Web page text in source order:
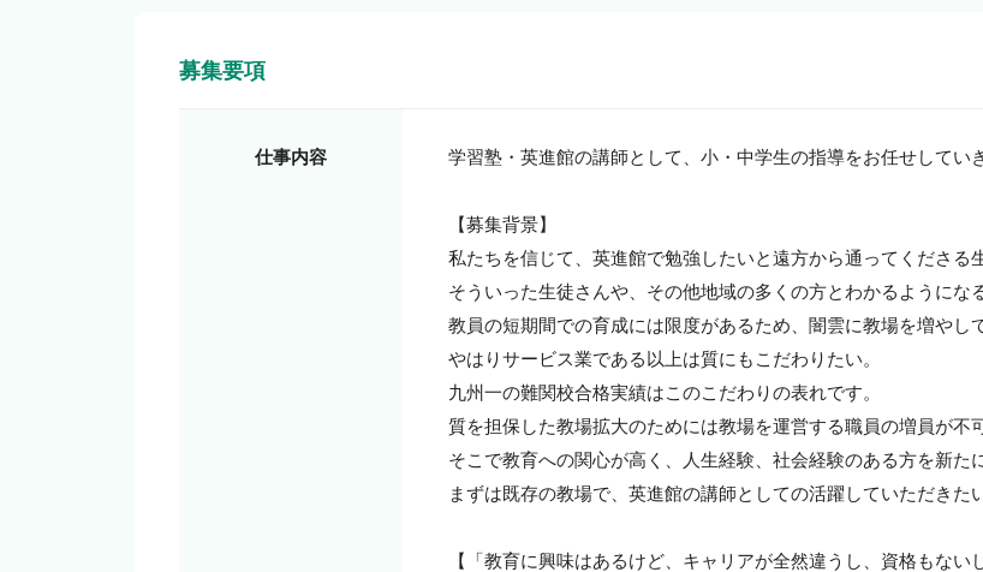
募集要項
仕事内容 学習塾・英進館の講師として、小・中学生の指導をお任せしてい
【募集背景】
私たちを信じて、英進館で勉強したいと遠方から通ってくださる
そういった生徒さんや、その他地域の多くの方とわかるようにな
教員の短期間での育成には限度があるため、闇雲に教場を増やし
やはりサービス業である以上は質にもこだわりたい。
九州一の難関校合格実績はこのこだわりの表れです。
質を担保した教場拡大のためには教場を運営する職員の増員が不
そこで教育への関心が高く、人生経験、社会経験のある方を新た
まずは既存の教場で、英進館の講師としての活躍していただきた
【「教育に興味はあるけど、キャリアが全然違うし、資格もない